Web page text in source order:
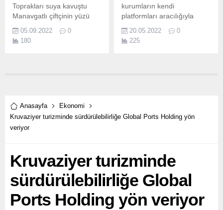
Toprakları suya kavuştu
Manavgatlı çiftçinin yüzü
Belediyesi tarafından
yapımı tamamlanarak
05.09.2022
0
180
kurumların kendi
platformları aracılığıyla
ürün ve hizmetlerini
ulaştırmalarını sağlayacak
20.05.2022
0
225
Anasayfa
Ekonomi
Kruvaziyer turizminde sürdürülebilirliğe Global Ports Holding yön
veriyor
Kruvaziyer turizminde
sürdürülebilirliğe Global
Ports Holding yön veriyor